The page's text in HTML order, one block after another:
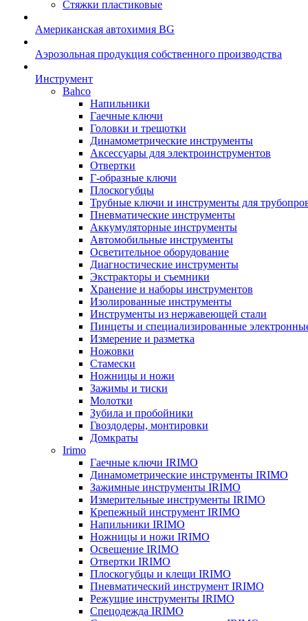
Стяжки пластиковые
Американская автохимия BG
Аэрозольная продукция собственного производства
Инструмент
Bahco
Напильники
Гаечные ключи
Головки и трещотки
Динамометрические инструменты
Аксессуары для электроинструментов
Отвертки
Г-образные ключи
Плоскогубцы
Трубные ключи и инструменты для
Пневматические инструменты
Аккумуляторные инструменты
Автомобильные инструменты
Осветительное оборудование
Диагностические инструменты
Экстракторы и съемники
Хранение и наборы инструментов
Изолированные инструменты
Инструменты из нержавеющей стали
Пинцеты и специализированные
Измерение и разметка
Ножовки
Стамески
Ножницы и ножи
Зажимы и тиски
Молотки
Зубила и пробойники
Гвоздодеры, монтировки
Домкраты
Irimo
Гаечные ключи IRIMO
Динамометрические инструменты IRIMO
Зажимные инструменты IRIMO
Измерительные инструменты IRIMO
Крепежный инструмент IRIMO
Напильники IRIMO
Ножницы и ножи IRIMO
Освещение IRIMO
Отвертки IRIMO
Плоскогубцы и клещи IRIMO
Пневматический инструмент IRIMO
Режущие инструменты IRIMO
Спецодежда IRIMO